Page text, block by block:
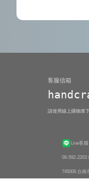
客服信箱
請使用線上購物車
Line客服
06-592-2203
745006 台南